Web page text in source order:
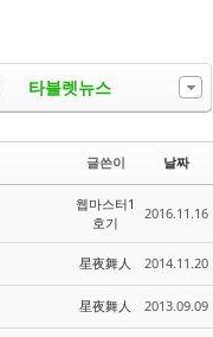
타블렛뉴스
글쓴이 날짜
웹마스터1
호기
2016.11.16
星夜舞人 2014.11.20
星夜舞人 2013.09.09